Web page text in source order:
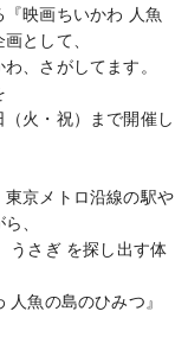
映画ちいかわ 人魚
として、
、さがしてます。
火・祝）まで開催し
京メトロ沿線の駅や
、
うさぎ を探し出す体
魚の島のひみつ』